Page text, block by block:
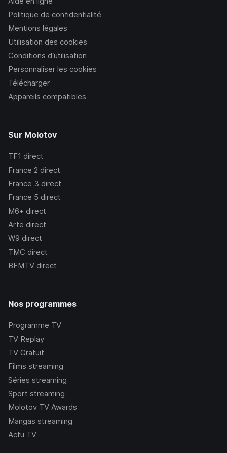
Politique de confidentialité
Mentions légales
Utilisation des cookies
Conditions d’utilisation
Personnaliser les cookies
Télécharger
Appareils compatibles
Sur Molotov
TF1 direct
France 2 direct
France 3 direct
France 5 direct
M6+ direct
Arte direct
W9 direct
TMC direct
BFMTV direct
Nos programmes
Programme TV
TV Replay
TV Gratuit
Films streaming
Séries streaming
Sport streaming
Molotov TV Awards
Mangas streaming
Actu TV